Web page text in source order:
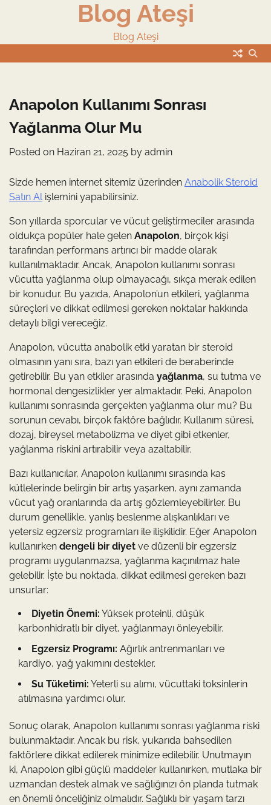
Blog Ateşi
Blog Ateşi
Anapolon Kullanımı Sonrası
Yağlanma Olur Mu
Posted on Haziran 21, 2025 by admin
Sizde hemen internet sitemiz üzerinden Anabolik Steroid
Satın Alişlemini yapabilirsiniz.
Son yıllarda sporcular ve vücut geliştirmeciler arasında
oldukça popüler hale gelen Anapolon, birçok kişi
tarafından performans artırıcı bir madde olarak
kullanılmaktadır. Ancak, Anapolon kullanımı sonrası
vücutta yağlanma olup olmayacağı, sıkça merak edilen
bir konudur. Bu yazıda, Anapolon’un etkileri, yağlanma
süreçleri ve dikkat edilmesi gereken noktalar hakkında
detaylı bilgi vereceğiz.
Anapolon, vücutta anabolik etki yaratan bir steroid
olmasının yanı sıra, bazı yan etkileri de beraberinde
getirebilir. Bu yan etkiler arasında yağlanma, su tutma ve
hormonal dengesizlikler yer almaktadır. Peki, Anapolon
kullanımı sonrasında gerçekten yağlanma olur mu? Bu
sorunun cevabı, birçok faktöre bağlıdır. Kullanım süresi,
dozaj, bireysel metabolizma ve diyet gibi etkenler,
yağlanma riskini artırabilir veya azaltabilir.
Bazı kullanıcılar, Anapolon kullanımı sırasında kas
kütlelerinde belirgin bir artış yaşarken, aynı zamanda
vücut yağ oranlarında da artış gözlemleyebilirler. Bu
durum genellikle, yanlış beslenme alışkanlıkları ve
yetersiz egzersiz programları ile ilişkilidir. Eğer Anapolon
kullanırken dengeli bir diyet ve düzenli bir egzersiz
programı uygulanmazsa, yağlanma kaçınılmaz hale
gelebilir. İşte bu noktada, dikkat edilmesi gereken bazı
unsurlar:
Diyetin Önemi: Yüksek proteinli, düşük
karbonhidratlı bir diyet, yağlanmayı önleyebilir.
Egzersiz Programı: Ağırlık antrenmanları ve
kardiyo, yağ yakımını destekler.
Su Tüketimi: Yeterli su alımı, vücuttaki toksinlerin
atılmasına yardımcı olur.
Sonuç olarak, Anapolon kullanımı sonrası yağlanma riski
bulunmaktadır. Ancak bu risk, yukarıda bahsedilen
faktörlere dikkat edilerek minimize edilebilir. Unutmayın
ki, Anapolon gibi güçlü maddeler kullanırken, mutlaka bir
uzmandan destek almak ve sağlığınızı ön planda tutmak
en önemli önceliğiniz olmalıdır. Sağlıklı bir yaşam tarzı